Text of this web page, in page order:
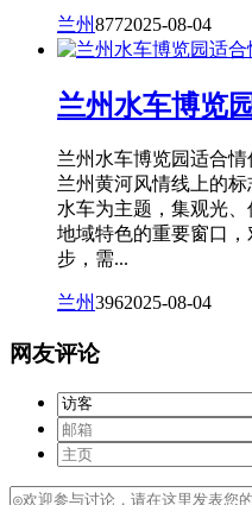
兰州8772025-08-04
兰州水车博览
兰州水车博览园适合
兰州黄河风情线上的
水车为主题，集观光
地域特色的重要窗口
步，需...
兰州3962025-08-04
网友评论